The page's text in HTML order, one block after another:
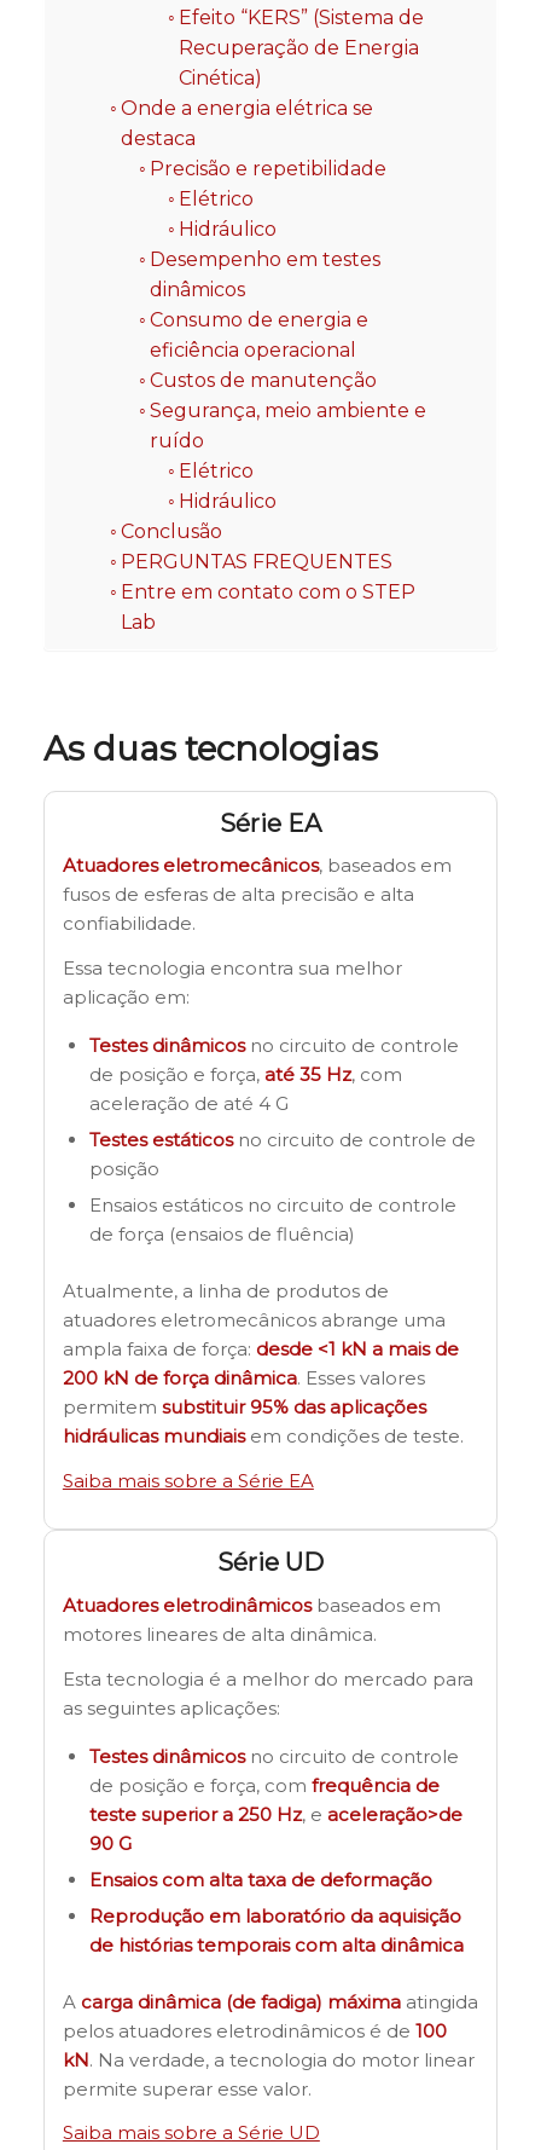
Efeito “KERS” (Sistema de
Recuperação de Energia
Cinética)
Onde a energia elétrica se
destaca
Precisão e repetibilidade
Elétrico
Hidráulico
Desempenho em testes
dinâmicos
Consumo de energia e
eficiência operacional
Custos de manutenção
Segurança, meio ambiente e
ruído
Elétrico
Hidráulico
Conclusão
PERGUNTAS FREQUENTES
Entre em contato com o STEP
Lab
As duas tecnologias
Série EA
Atuadores eletromecânicos, baseados em
fusos de esferas de alta precisão e alta
confiabilidade.
Essa tecnologia encontra sua melhor
aplicação em:
Testes dinâmicosno circuito de controle
de posição e força, até 35 Hz, com
aceleração de até 4 G
Testes estáticosno circuito de controle de
posição
Ensaios estáticos no circuito de controle
de força (ensaios de fluência)
Atualmente, a linha de produtos de
atuadores eletromecânicos abrange uma
ampla faixa de força: desde <1 kN a mais de
200 kN de força dinâmica. Esses valores
permitem substituir 95% das aplicações
hidráulicas mundiaisem condições de teste.
Saiba mais sobre a Série EA
Série UD
Atuadores eletrodinâmicosbaseados em
motores lineares de alta dinâmica.
Esta tecnologia é a melhor do mercado para
as seguintes aplicações:
Testes dinâmicosno circuito de controle
de posição e força, com frequência de
teste superior a 250 Hz, e aceleração>de
90 G
Ensaios com alta taxa de deformação
Reprodução em laboratório da aquisição
de histórias temporais com alta dinâmica
A carga dinâmica (de fadiga) máximaatingida
pelos atuadores eletrodinâmicos é de 100
kN. Na verdade, a tecnologia do motor linear
permite superar esse valor.
Saiba mais sobre a Série UD